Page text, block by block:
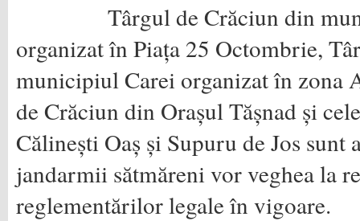
Târgul de Crăciun din
organizat în Piața 25 Octombrie,
municipiul Carei organizat în zona
de Crăciun din Orașul Tășnad și
Călinești Oaș și Supuru de Jos sunt
jandarmii sătmăreni vor veghea la
reglementărilor legale în vigoare.